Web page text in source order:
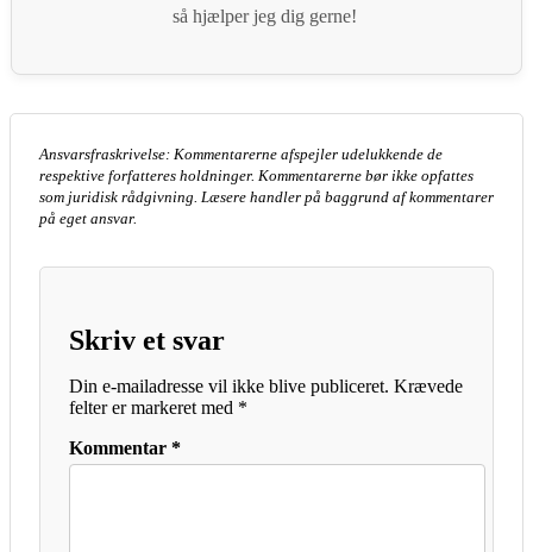
så hjælper jeg dig gerne!
Skriv et svar
Din e-mailadresse vil ikke blive publiceret. Krævede
felter er markeret med *
Kommentar *
Ansvarsfraskrivelse: Kommentarerne afspejler udelukkende de
respektive forfatteres holdninger. Kommentarerne bør ikke opfattes
som juridisk rådgivning. Læsere handler på baggrund af kommentarer
på eget ansvar.